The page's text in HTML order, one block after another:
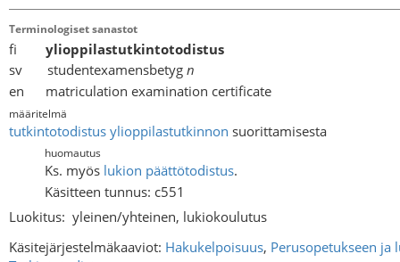
Terminologiset sanastot
fi ylioppilastutkintotodistus
sv studentexamensbetyg n
en matriculation examination certificate
määritelmä
tutkintotodistus ylioppilastutkinnon suorittamisesta
huomautus
Ks. myös lukion päättötodistus.
Käsitteen tunnus: c551
Luokitus: yleinen/yhteinen, lukiokoulutus
Käsitejärjestelmäkaaviot: Hakukelpoisuus, Perusopetukseen